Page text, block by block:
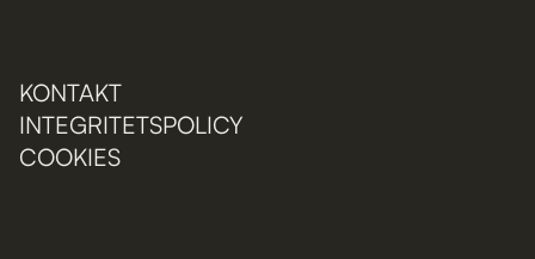
KONTAKT
INTEGRITETSPOLICY
COOKIES